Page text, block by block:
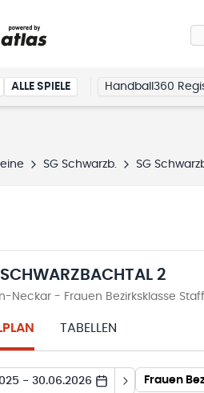
ALLE SPIELE Handball360
SG Schwarzb. SG
2
Neckar - Frauen Bezirksklasse
TABELLEN
- 30.06.2026 Frauen